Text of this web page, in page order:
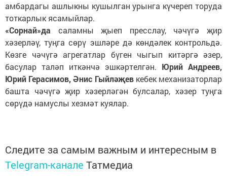
амбардагы ашлыкны кушылган урынга күчереп торуда
тоткарлык ясамыйлар.
«Сорнай»да саламны җыеп пресслау, чәчүгә җир
хәзерләү, туңга сөрү эшләре дә көндәлек контрольдә.
Көзге чәчүгә агрегатлар бүген чыгып китәргә әзер,
басулар таләп иткәнчә эшкәртелгән. Юрий Андреев,
Юрий Герасимов, Әнис Гыйләҗевкебек механизаторлар
башта чәчүгә җир хәзерләгән булсалар, хәзер туңга
сөрүдә намуслы хезмәт куялар.
Следите за самым важным и интересным в
Telegram-канале Татмедиа